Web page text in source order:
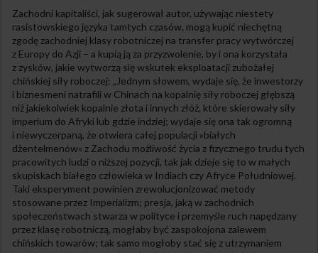
Zachodni kapitaliści, jak sugerował autor, używając niestety
rasistowskiego języka tamtych czasów, mogą kupić niechętną
zgodę zachodniej klasy robotniczej na transfer pracy wytwórczej
z Europy do Azji – a kupią ją za przyzwolenie, by i ona korzystała
z zysków, jakie wytworzą się wskutek eksploatacji zubożałej
chińskiej siły roboczej: „Jednym słowem, wydaje się, że inwestorzy
i biznesmeni natrafili w Chinach na kopalnię siły roboczej głębszą
niż jakiekolwiek kopalnie złota i innych złóż, które skierowały siły
imperium do Afryki lub gdzie indziej; wydaje się ona tak ogromną
i niewyczerpaną, że otwiera całej populacji »białych
dżentelmenów« z Zachodu możliwość życia z fizycznego trudu tych
pracowitych ludzi o niższej pozycji, tak jak dzieje się to w małych
skupiskach białego człowieka w Indiach czy Afryce Południowej.
Taki eksperyment powinien zrewolucjonizować metody
stosowane przez Imperializm; presja, jaką w zachodnich
społeczeństwach stwarza w polityce i przemyśle ruch napędzany
przez klasę robotniczą, mogłaby być zaspokojona zalewem
chińskich towarów; tak samo mogłoby stać się z utrzymaniem